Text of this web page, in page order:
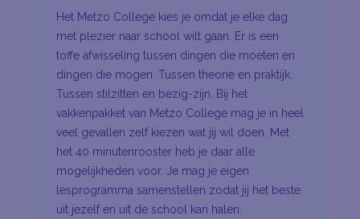
Het Metzo College kies je omdat je elke dag
met plezier naar school wilt gaan. Er is een
toffe afwisseling tussen dingen die moeten en
dingen die mogen. Tussen theorie en praktijk.
Tussen stilzitten en bezig-zijn. Bij het
vakkenpakket van Metzo College mag je in heel
veel gevallen zelf kiezen wat jij wil doen. Met
het 40 minutenrooster heb je daar alle
mogelijkheden voor. Je mag je eigen
lesprogramma samenstellen zodat jij het beste
uit jezelf en uit de school kan halen.